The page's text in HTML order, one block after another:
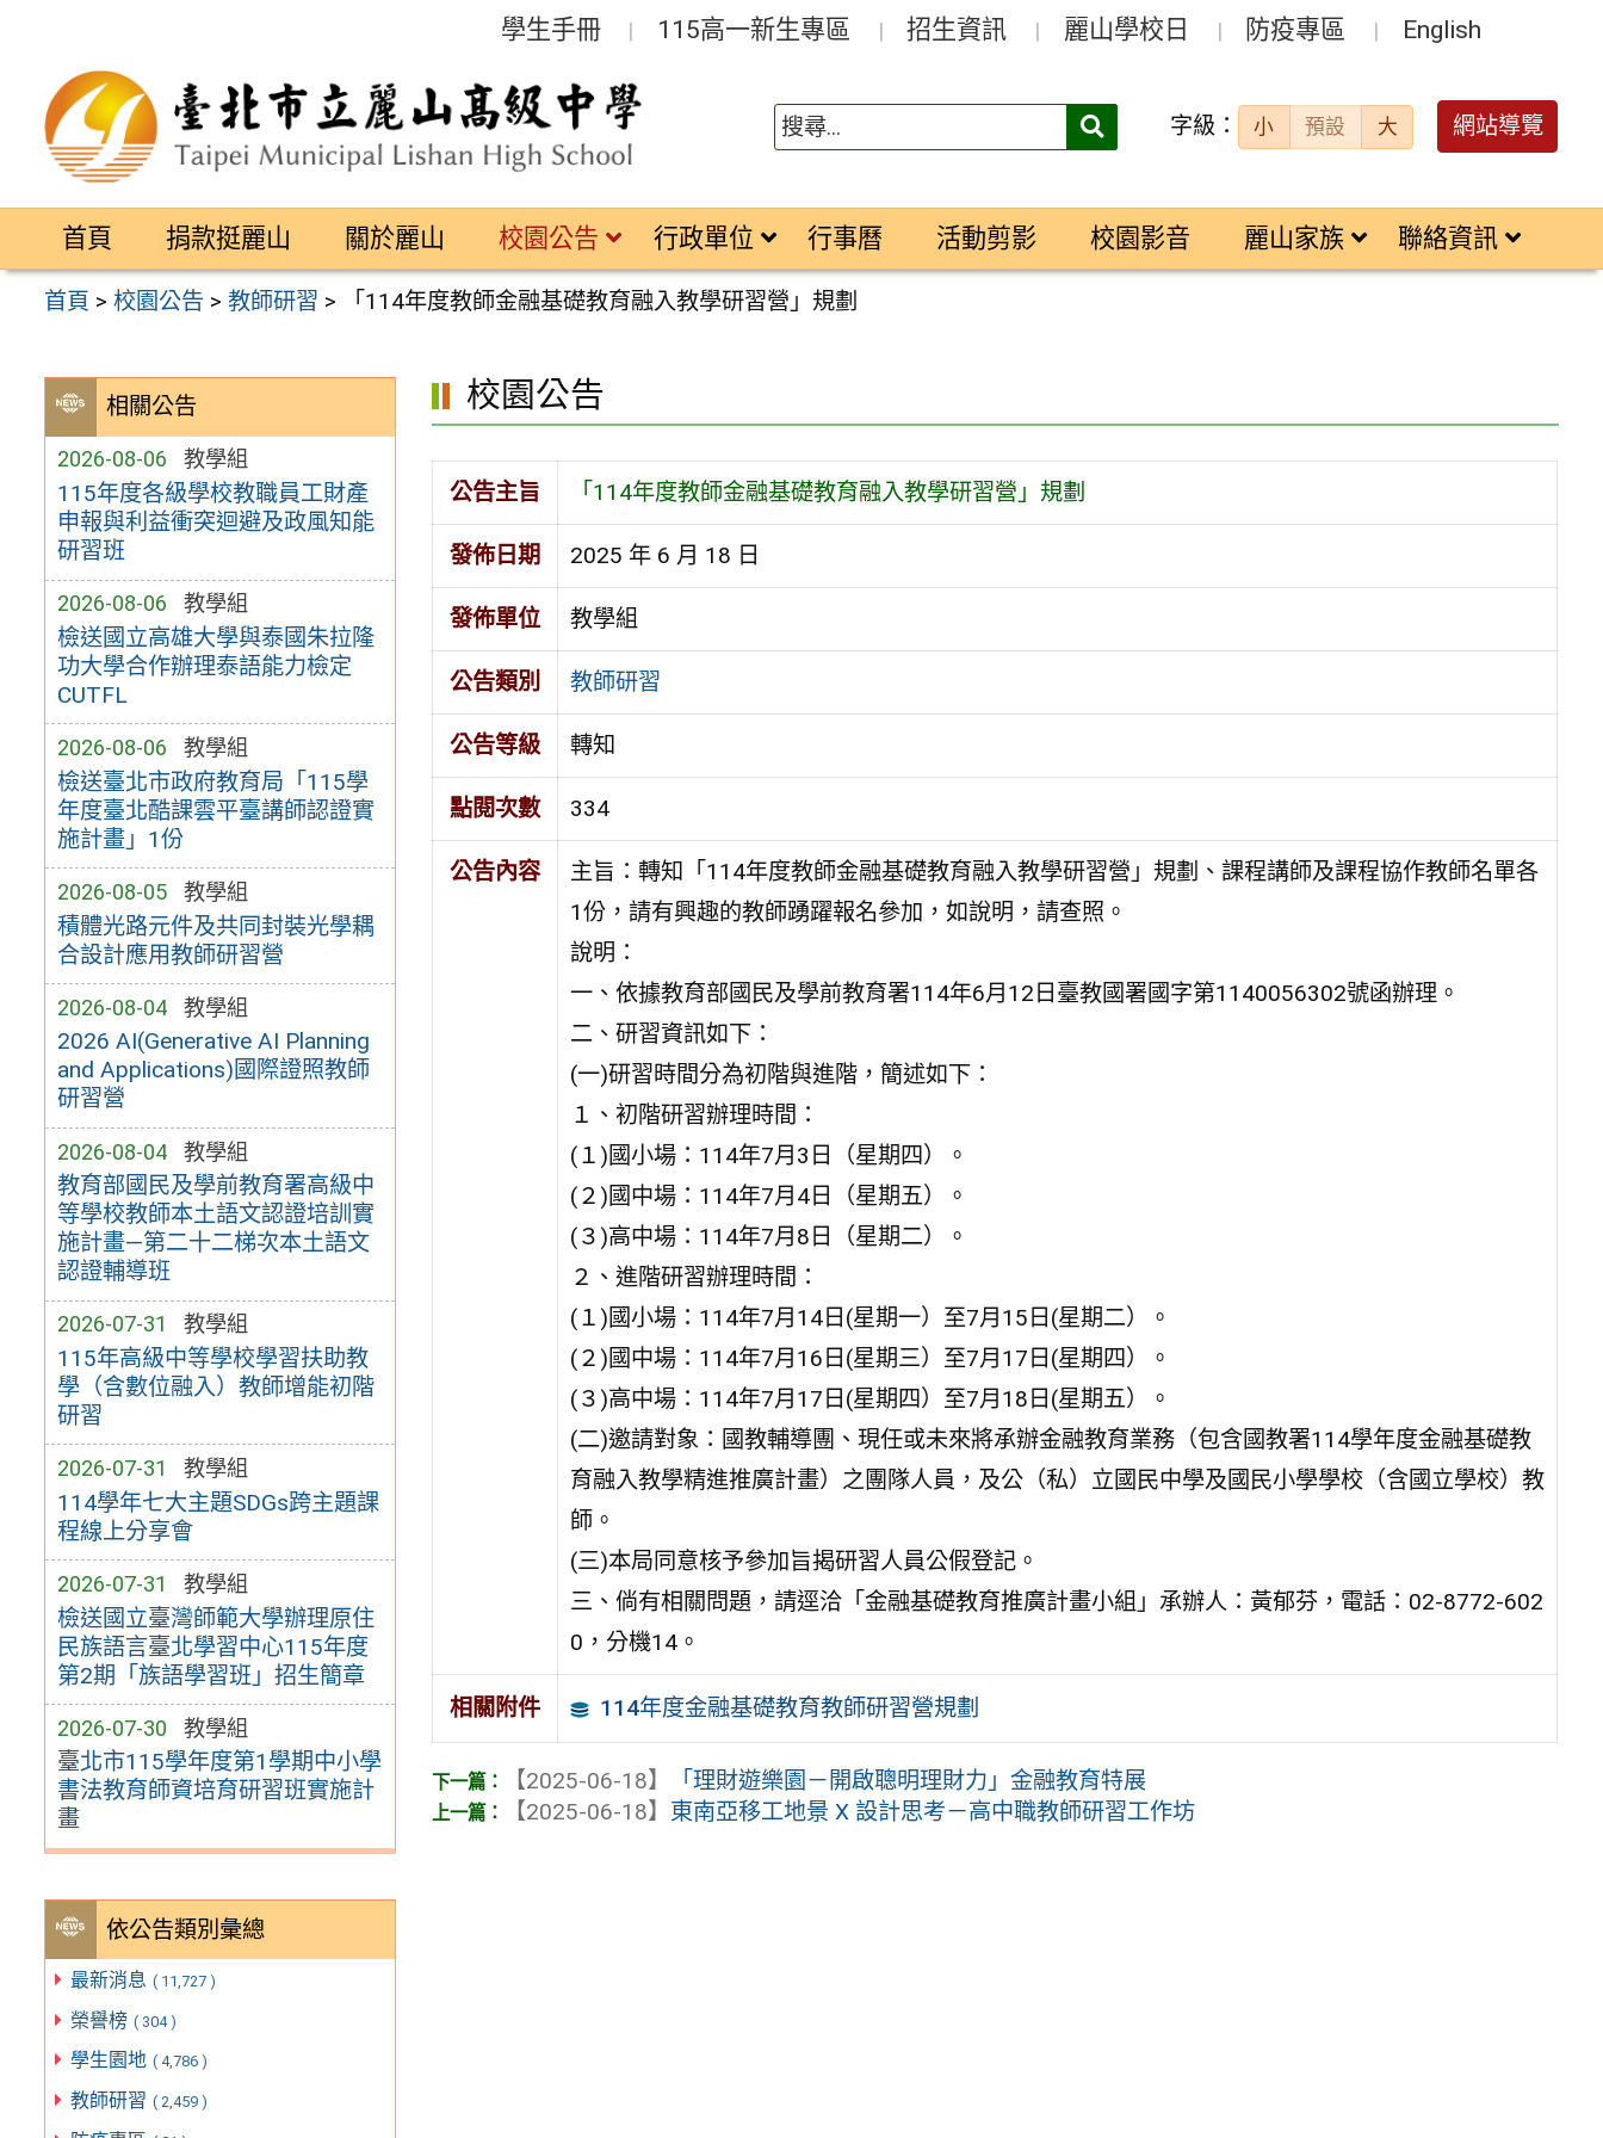
區
學生手冊 115高一新生專區 招生資訊 麗山學校日 防疫專區 English
搜
字級： 小 預設 大 網站導覽
首頁 捐款挺麗山 關於麗山 校園公告 行政單位 行事曆 活動剪影 校園影音 麗山家族 聯絡資訊
首頁 >校園公告 >教師研習 > 「114年度教師金融基礎教育融入教學研習營」規劃
相關公告
2026-08-06 教學組
115年度各級學校教職員工財產
申報與利益衝突迴避及政風知能
研習班
2026-08-06 教學組
檢送國立高雄大學與泰國朱拉隆
功大學合作辦理泰語能力檢定
CUTFL
2026-08-06 教學組
檢送臺北市政府教育局「115學
年度臺北酷課雲平臺講師認證實
施計畫」1份
2026-08-05 教學組
積體光路元件及共同封裝光學耦
合設計應用教師研習營
2026-08-04 教學組
2026 AI(Generative AI Planning
and Applications)國際證照教師
研習營
2026-08-04 教學組
教育部國民及學前教育署高級中
等學校教師本土語文認證培訓實
施計畫—第二十二梯次本土語文
認證輔導班
2026-07-31 教學組
115年高級中等學校學習扶助教
學（含數位融入）教師增能初階
研習
2026-07-31 教學組
114學年七大主題SDGs跨主題課
程線上分享會
2026-07-31 教學組
檢送國立臺灣師範大學辦理原住
民族語言臺北學習中心115年度
第2期「族語學習班」招生簡章
2026-07-30 教學組
臺北市115學年度第1學期中小學
書法教育師資培育研習班實施計
畫
依公告類別彙總
最新消息 ( 11,727 )
榮譽榜 ( 304 )
學生園地 ( 4,786 )
教師研習 ( 2,459 )
校園公告
公告主旨 「114年度教師金融基礎教育融入教學研習營」規劃
發佈日期 2025 年 6 月 18 日
發佈單位 教學組
公告類別 教師研習
公告等級 轉知
點閱次數 334
公告內容
主旨：轉知「114年度教師金融基礎教育融入教學研習營」規劃、課程講師及課程協作教師名單各
1份，請有興趣的教師踴躍報名參加，如說明，請查照。
說明：
一、依據教育部國民及學前教育署114年6月12日臺教國署國字第1140056302號函辦理。
二、研習資訊如下：
(一)研習時間分為初階與進階，簡述如下：
１、初階研習辦理時間：
(１)國小場：114年7月3日（星期四）。
(２)國中場：114年7月4日（星期五）。
(３)高中場：114年7月8日（星期二）。
２、進階研習辦理時間：
(１)國小場：114年7月14日(星期一）至7月15日(星期二）。
(２)國中場：114年7月16日(星期三）至7月17日(星期四）。
(３)高中場：114年7月17日(星期四）至7月18日(星期五）。
(二)邀請對象：國教輔導團、現任或未來將承辦金融教育業務（包含國教署114學年度金融基礎教
育融入教學精進推廣計畫）之團隊人員，及公（私）立國民中學及國民小學學校（含國立學校）教
師。
(三)本局同意核予參加旨揭研習人員公假登記。
三、倘有相關問題，請逕洽「金融基礎教育推廣計畫小組」承辦人：黃郁芬，電話：02-8772-602
0，分機14。
相關附件 114年度金融基礎教育教師研習營規劃
【2025-06-18】
「理財遊樂園－開啟聰明理財力」金融教育特展
【2025-06-18】 東南亞移工地景 X 設計思考－高中職教師研習工作坊